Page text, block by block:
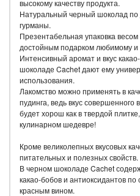
высокому качеству продукта.
Натуральный черный шоколад по
гурманы.
Презентабельная упаковка
достойным подарком любимому и
Интенсивный аромат и вкус
шоколаде Cachet дают ему
использования.
Лакомство можно применять в
пудинга, ведь вкус
будет хорош как в твердой
кулинарном шедевре!
Кроме великолепных вкусовых
питательных и полезных свойств.
В черном шоколаде Cachet
какао-бобов и антиоксидантов
красным вином.